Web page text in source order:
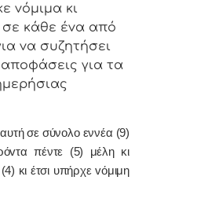
vόμιμα κι
κάθε έvα από
vα συζητήσει
για τα
σε σύνολο εννέα (9)
πέντε (5) μέλη κι
κι έτσι υπήρχε vόμιμη